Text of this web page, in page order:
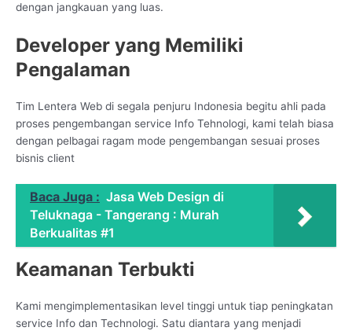
dengan jangkauan yang luas.
Developer yang Memiliki
Pengalaman
Tim Lentera Web di segala penjuru Indonesia begitu ahli pada
proses pengembangan service Info Tehnologi, kami telah biasa
dengan pelbagai ragam mode pengembangan sesuai proses
bisnis client
Baca Juga : Jasa Web Design di
Teluknaga - Tangerang : Murah
Berkualitas #1
Keamanan Terbukti
Kami mengimplementasikan level tinggi untuk tiap peningkatan
service Info dan Technologi. Satu diantara yang menjadi